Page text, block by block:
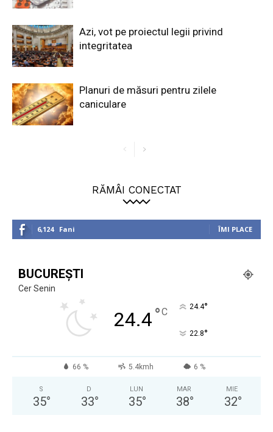
Azi, vot pe proiectul legii privind
integritatea
Planuri de măsuri pentru zilele
caniculare
RĂMÂI CONECTAT
6,124 Fani ÎMI PLACE
BUCUREȘTI
Cer Senin
24.4°C 24.4°
22.8°
66 % 5.4kmh 6 %
S
35°
D
33°
LUN
35°
MAR
38°
MIE
32°